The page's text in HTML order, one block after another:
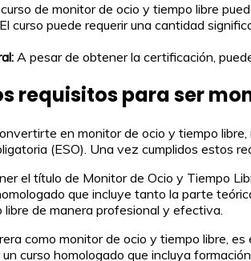
de monitor de ocio y tiempo libre
El curso puede requerir una cantidad
A pesar de obtener la certificación,
requisitos para ser
en monitor de ocio y tiempo
(ESO). Una vez cumplidos estos
el título de Monitor de Ocio y Tiempo
que incluye tanto la parte
de manera profesional y efectiva.
como monitor de ocio y tiempo libre,
curso homologado que incluya